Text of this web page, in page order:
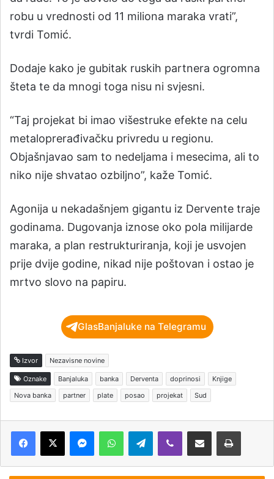
robu u vrednosti od 11 miliona maraka vrati”,
tvrdi Tomić.
Dodaje kako je gubitak ruskih partnera ogromna
šteta te da mnogi toga nisu ni svjesni.
“Taj projekat bi imao višestruke efekte na celu
metaloprerađivačku privredu u regionu.
Objašnjavao sam to nedeljama i mesecima, ali to
niko nije shvatao ozbiljno”, kaže Tomić.
Agonija u nekadašnjem gigantu iz Dervente traje
godinama. Dugovanja iznose oko pola milijarde
maraka, a plan restrukturiranja, koji je usvojen
prije dvije godine, nikad nije poštovan i ostao je
mrtvo slovo na papiru.
GlasBanjaluke na Telegramu
Izvor Nezavisne novine
Oznake Banjaluka banka Derventa doprinosi
Knjige
Nova banka
partner plate posao projekat Sud
Telegram